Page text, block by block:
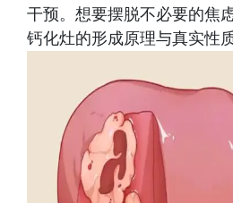
干预。想要摆脱不必要的焦
钙化灶的形成原理与真实性质